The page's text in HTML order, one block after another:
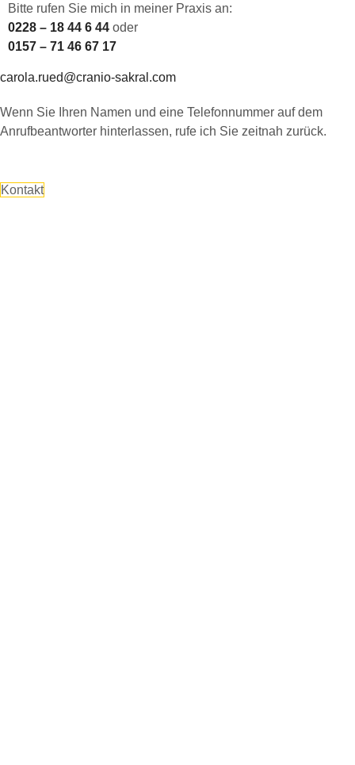
Bitte rufen Sie mich in meiner Praxis an:
0228 – 18 44 6 44 oder
0157 – 71 46 67 17
carola.rued@cranio-sakral.com
Wenn Sie Ihren Namen und eine Telefonnummer auf dem
Anrufbeantworter hinterlassen, rufe ich Sie zeitnah zurück.
Kontakt